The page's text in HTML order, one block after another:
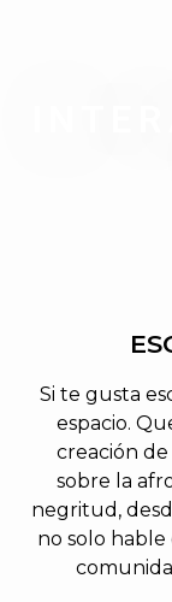
Si te gusta
espacio.
creación
sobre la
negritud,
no solo hable